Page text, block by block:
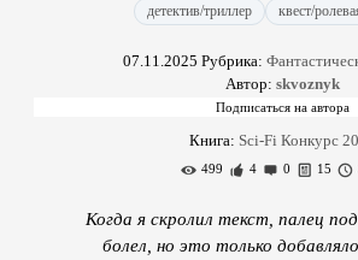
детектив/триллер
квест/
07.11.2025 Рубрика:
Автор: skvoznyk
Книга: Sci-Fi Конкурс
499 4 0 15
Когда я скролил текст, палец
болел, но это только